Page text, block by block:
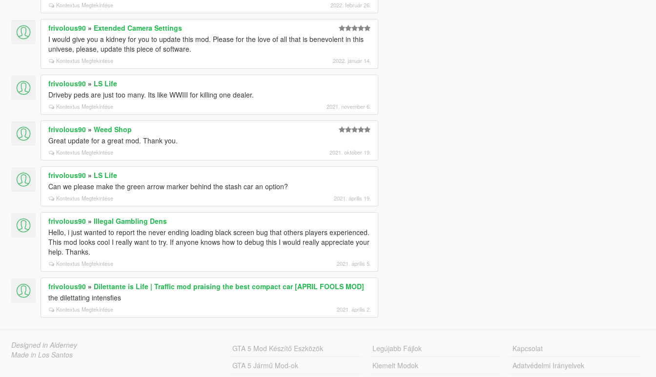
Kontextus Megtekintése 2022. február 26.
frivolous90» Extended Camera Settings
I would give you a kidney for you to update this mod. Please for the love of all that is benevolent in this
univese, please, update this piece of software.
Kontextus Megtekintése 2022. január 14.
frivolous90» LS Life
Driveby peds are just too many. Its like WWIII for killing one dealer.
Kontextus Megtekintése 2021. november 6.
frivolous90» Weed Shop
Great update for a great mod. Thank you.
Kontextus Megtekintése 2021. október 19.
frivolous90» LS Life
Can we please make the green arrow marker behind the stash car an option?
Kontextus Megtekintése 2021. április 19.
frivolous90» Illegal Gambling Dens
Hello, i just wanted to report the never ending loading black screen bug that others players experienced.
This mod looks cool I really want to try. If anyone knows how to debug this I would really appreciate your
help. Thanks.
Kontextus Megtekintése 2021. április 5.
frivolous90» Dilettante is Life | Traffic mod praising the best compact car [APRIL FOOLS MOD]
the dilettating intensfies
Kontextus Megtekintése 2021. április 2.
Designed in Alderney
Made in Los Santos
GTA 5 Mod Készítő Eszközök
GTA 5 Jármű Mod-ok
Legújabb Fájlok
Kiemelt Modok
Kapcsolat
Adatvédelmi Irányelvek